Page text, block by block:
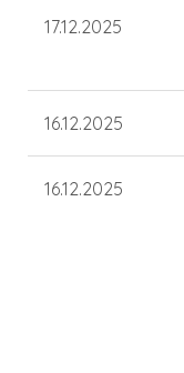
17.12.2025
16.12.2025
16.12.2025